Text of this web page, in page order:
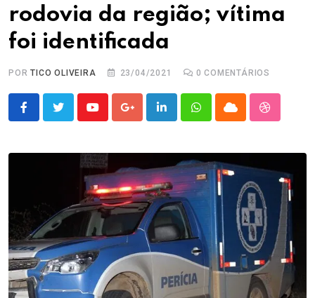
rodovia da região; vítima
foi identificada
PORTICO OLIVEIRA 23/04/2021 0 COMENTÁRIOS
YoutubeGoogle+LinkedInWhatsappCloud